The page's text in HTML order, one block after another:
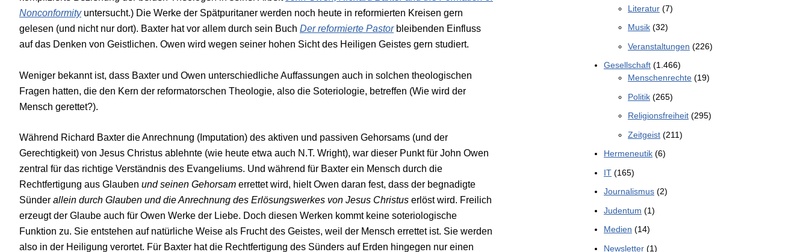
Nonconformityuntersucht.) Die Werke der Spätpuritaner werden noch heute in reformierten Kreisen gern
gelesen (und nicht nur dort). Baxter hat vor allem durch sein Buch Der reformierte Pastorbleibenden Einfluss
auf das Denken von Geistlichen. Owen wird wegen seiner hohen Sicht des Heiligen Geistes gern studiert.
Weniger bekannt ist, dass Baxter und Owen unterschiedliche Auffassungen auch in solchen theologischen
Fragen hatten, die den Kern der reformatorschen Theologie, also die Soteriologie, betreffen (Wie wird der
Mensch gerettet?).
Während Richard Baxter die Anrechnung (Imputation) des aktiven und passiven Gehorsams (und der
Gerechtigkeit) von Jesus Christus ablehnte (wie heute etwa auch N.T. Wright), war dieser Punkt für John Owen
zentral für das richtige Verständnis des Evangeliums. Und während für Baxter ein Mensch durch die
Rechtfertigung aus Glauben und seinen Gehorsam errettet wird, hielt Owen daran fest, dass der begnadigte
Sünder allein durch Glauben und die Anrechnung des Erlösungswerkes von Jesus Christus erlöst wird. Freilich
erzeugt der Glaube auch für Owen Werke der Liebe. Doch diesen Werken kommt keine soteriologische
Funktion zu. Sie entstehen auf natürliche Weise als Frucht des Geistes, weil der Mensch errettet ist. Sie werden
also in der Heiligung verortet. Für Baxter hat die Rechtfertigung des Sünders auf Erden hingegen nur einen
Literatur (7)
Musik (32)
Veranstaltungen (226)
Gesellschaft (1.466)
Menschenrechte (19)
Politik (265)
Religionsfreiheit (295)
Zeitgeist (211)
Hermeneutik (6)
IT (165)
Journalismus (2)
Judentum (1)
Medien (14)
Newsletter (1)